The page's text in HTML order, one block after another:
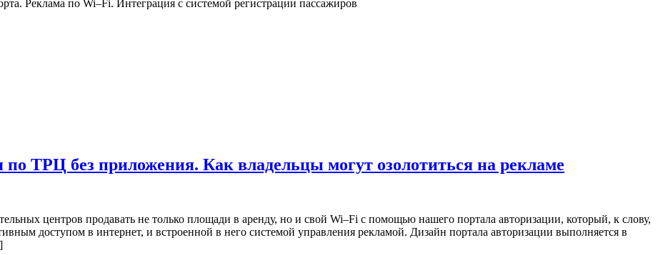
Реклама по Wi–Fi. Интеграция с системой регистрации пассажиров
ТРЦ без приложения. Как владельцы могут озолотиться на рекламе
центров продавать не только площади в аренду, но и свой Wi–Fi с помощью нашего портала авторизации, который, к слову,
доступом в интернет, и встроенной в него системой управления рекламой. Дизайн портала авторизации выполняется в